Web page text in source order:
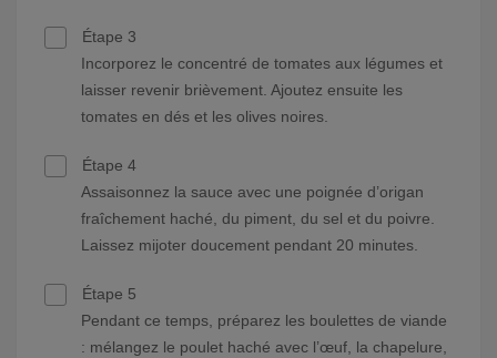
Étape 3
Incorporez le concentré de tomates aux légumes et
laisser revenir brièvement. Ajoutez ensuite les
tomates en dés et les olives noires.
Étape 4
Assaisonnez la sauce avec une poignée d’origan
fraîchement haché, du piment, du sel et du poivre.
Laissez mijoter doucement pendant 20 minutes.
Étape 5
Pendant ce temps, préparez les boulettes de viande
: mélangez le poulet haché avec l’œuf, la chapelure,